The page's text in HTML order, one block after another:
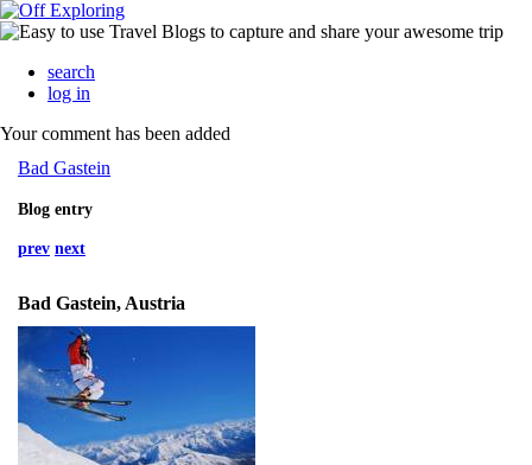
search
log in
Your comment has been added
Bad Gastein
Blog entry
prev next
Bad Gastein, Austria